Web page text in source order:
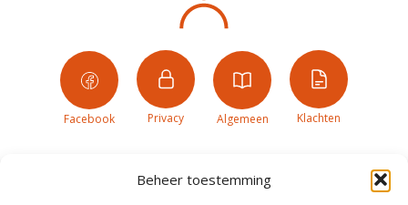
Beheer toestemming
Facebook Privacy Algemeen Klachten